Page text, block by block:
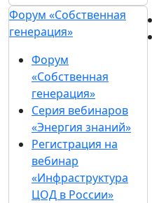
Форум «Собственная
генерация»
Форум
«Собственная
генерация»
Серия вебинаров
«Энергия знаний»
Регистрация на
вебинар
«Инфраструктура
ЦОД в России»